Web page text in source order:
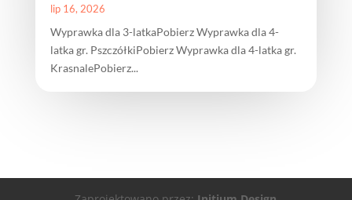
lip 16, 2026
Wyprawka dla 3-latkaPobierz Wyprawka dla 4-
latka gr. PszczółkiPobierz Wyprawka dla 4-latka gr.
KrasnalePobierz...